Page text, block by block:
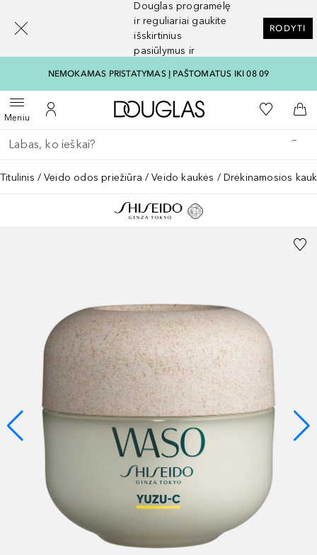
Douglas programėlę
ir reguliariai gaukite
išskirtinius
pasiūlymus ir
RODYTI
NEMOKAMAS PRISTATYMAS Į PAŠTOMATUS IKI 08 09
MeniuAtidaryti meniuĮ mano paskyrą
Į Douglas pagrindinį
Į mano
Į
Grįžk atgal
Vykdykite paiešką
Titulinis Veido odos priežiūra Veido kaukės Drėkinamosios
[navigation.slideout.screenreader]